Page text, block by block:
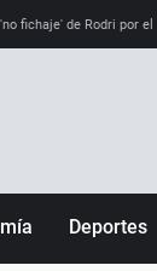
fichaje' de Rodri por
Deportes